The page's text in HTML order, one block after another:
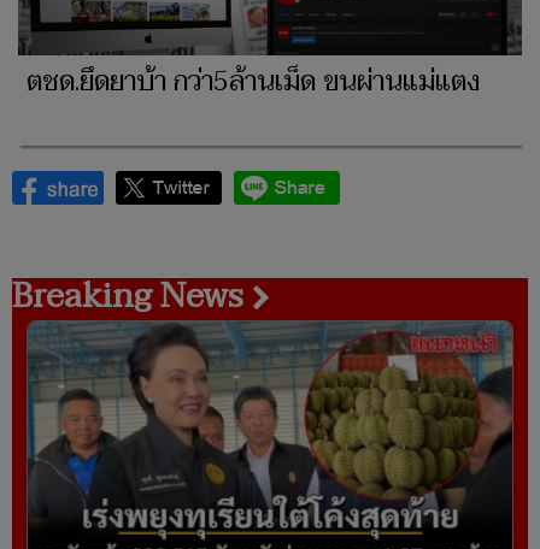
ตชด.ยึดยาบ้า กว่า5ล้านเม็ด ขนผ่านแม่แตง
Breaking News